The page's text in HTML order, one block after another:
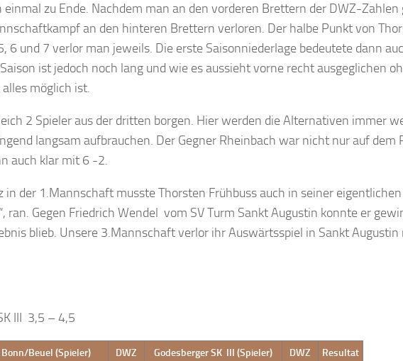
zu Ende. Nachdem man an den vorderen Brettern der DWZ-Zahlen
an den hinteren Brettern verloren. Der halbe Punkt von
6 und 7 verlor man jeweils. Die erste Saisonniederlage bedeutete dann
ist jedoch noch lang und wie es aussieht vorne recht ausgeglichen
möglich ist.
2 Spieler aus der dritten borgen. Hier werden die Alternativen immer
langsam aufbrauchen. Der Gegner Rheinbach war nicht nur auf dem
auch klar mit 6 -2.
in der 1.Mannschaft musste Thorsten Frühbuss auch in seiner eigentlichen
ran. Gegen Friedrich Wendel vom SV Turm Sankt Augustin konnte er
blieb. Unsere 3.Mannschaft verlor ihr Auswärtsspiel in Sankt Augustin
III 3,5 – 4,5
Bonn/Beuel (Spieler) DWZ Godesberger SK III (Spieler) DWZ
Resultat